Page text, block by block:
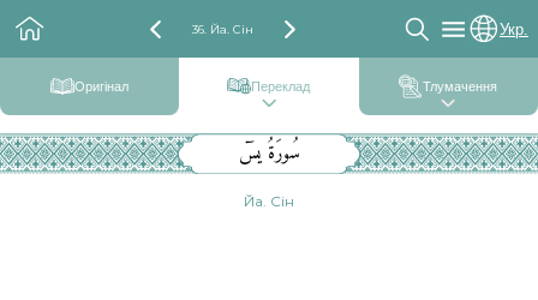
36. Йа. Сін Укр.
Оригінал Переклад Тлумачення
سُورَةُ يسٓ
Йа. Сін